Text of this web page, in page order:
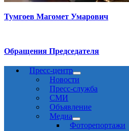
Тумгоев Магомет Умарович
Обращения Председателя
Пресс-центр
Новости
Пресс-служба
СМИ
Объявление
Медиа
Фоторепортажи